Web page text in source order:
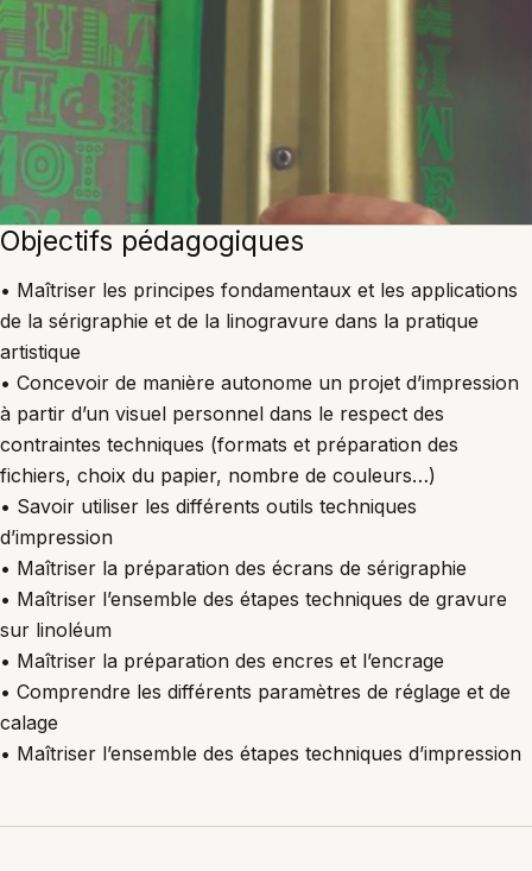
Objectifs pédagogiques
• Maîtriser les principes fondamentaux et les applications
de la sérigraphie et de la linogravure dans la pratique
artistique
• Concevoir de manière autonome un projet d’impression
à partir d’un visuel personnel dans le respect des
contraintes techniques (formats et préparation des
fichiers, choix du papier, nombre de couleurs…)
• Savoir utiliser les différents outils techniques
d’impression
• Maîtriser la préparation des écrans de sérigraphie
• Maîtriser l’ensemble des étapes techniques de gravure
sur linoléum
• Maîtriser la préparation des encres et l’encrage
• Comprendre les différents paramètres de réglage et de
calage
• Maîtriser l’ensemble des étapes techniques d’impression